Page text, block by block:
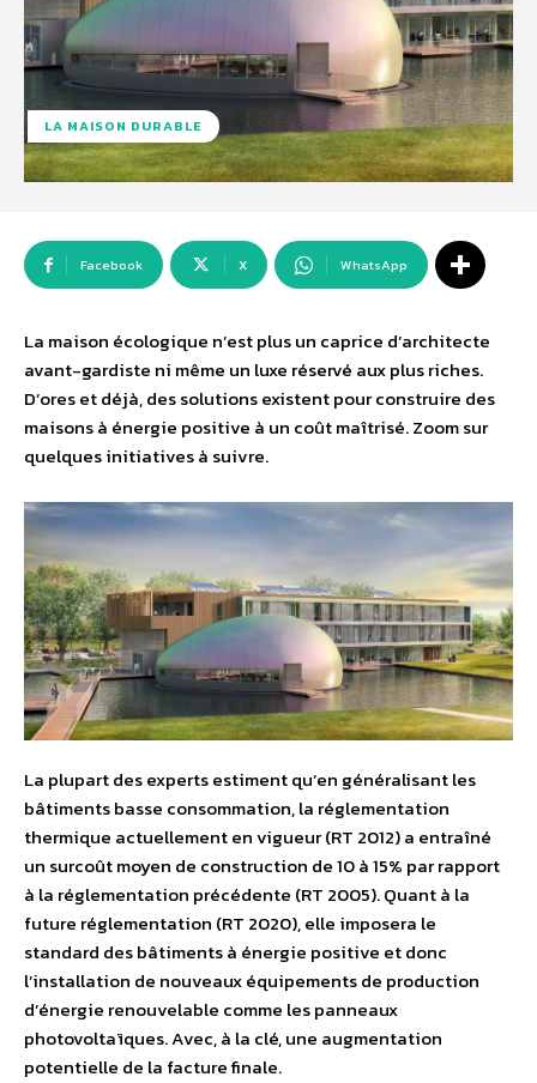
LA MAISON DURABLE
Facebook X WhatsApp
La maison écologique n’est plus un caprice d’architecte
avant-gardiste ni même un luxe réservé aux plus riches.
D’ores et déjà, des solutions existent pour construire des
maisons à énergie positive à un coût maîtrisé. Zoom sur
quelques initiatives à suivre.
La plupart des experts estiment qu’en généralisant les
bâtiments basse consommation, la réglementation
thermique actuellement en vigueur (RT 2012) a entraîné
un surcoût moyen de construction de 10 à 15% par rapport
à la réglementation précédente (RT 2005). Quant à la
future réglementation (RT 2020), elle imposera le
standard des bâtiments à énergie positive et donc
l’installation de nouveaux équipements de production
d’énergie renouvelable comme les panneaux
photovoltaïques. Avec, à la clé, une augmentation
potentielle de la facture finale.